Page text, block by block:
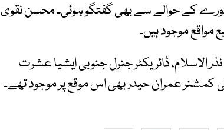
کے حوالے سے بھی گفتگو ہوئی۔ محسن نقوی
موجود ہیں۔
الاسلام، ڈائریکٹر جنرل جنوبی ایشیا عشرت
کمشنر عمران حیدر بھی اس موقع پر موجود تھے۔